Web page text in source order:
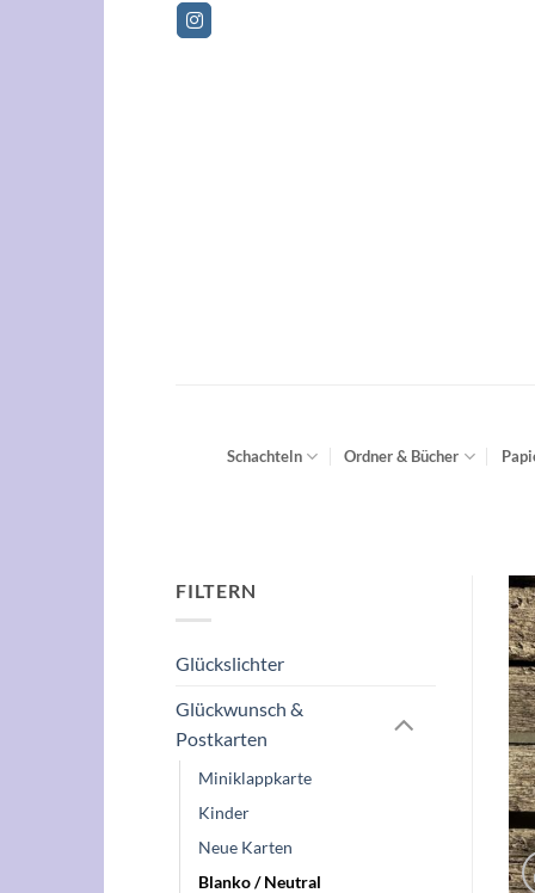
Schachteln Ordner & Bücher
FILTERN
Glückslichter
Glückwunsch &
Postkarten
Miniklappkarte
Kinder
Neue Karten
Blanko / Neutral